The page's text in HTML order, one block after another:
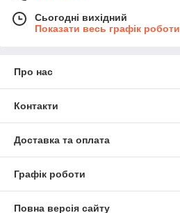
Сьогодні вихідний
Показати весь графік роботи
Про нас
Контакти
Доставка та оплата
Графік роботи
Повна версія сайту